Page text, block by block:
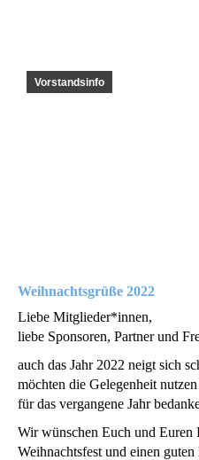
Vorstandsinfo
Weihnachtsgrüße 2022
Liebe Mitglieder*innen,
liebe Sponsoren, Partner und
auch das Jahr 2022 neigt sich
möchten die Gelegenheit
für das vergangene Jahr
Wir wünschen Euch und Euren
Weihnachtsfest und einen